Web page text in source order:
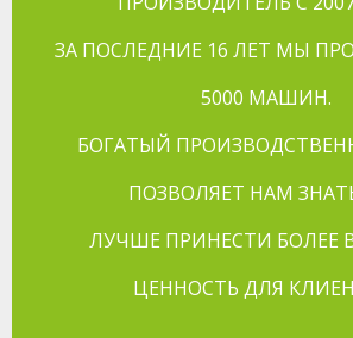
ЗА ПОСЛЕДНИЕ 16 ЛЕТ МЫ
5000 МАШИН.
БОГАТЫЙ
ПОЗВОЛЯЕТ НАМ
ЛУЧШЕ ПРИНЕСТИ БОЛЕЕ
ЦЕННОСТЬ ДЛЯ